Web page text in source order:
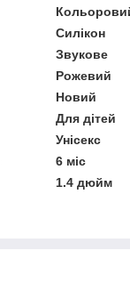
Силікон
Звукове
Рожевий
Новий
Для дітей
Унісекс
6 міс
1.4 дюйм